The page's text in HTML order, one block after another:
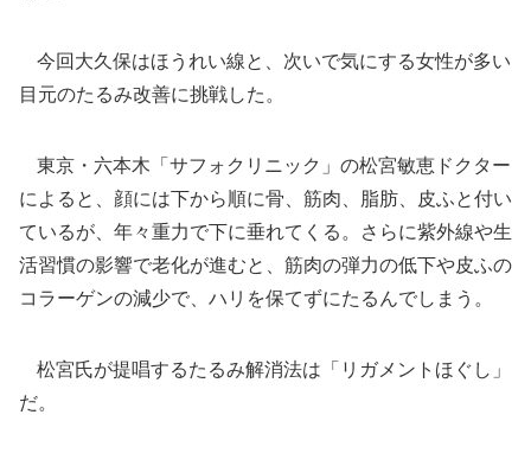
今回大久保はほうれい線と、次いで気にする女性が多い
目元のたるみ改善に挑戦した。
東京・六本木「サフォクリニック」の松宮敏恵ドクター
によると、顔には下から順に骨、筋肉、脂肪、皮ふと付い
ているが、年々重力で下に垂れてくる。さらに紫外線や生
活習慣の影響で老化が進むと、筋肉の弾力の低下や皮ふの
コラーゲンの減少で、ハリを保てずにたるんでしまう。
松宮氏が提唱するたるみ解消法は「リガメントほぐし」
だ。